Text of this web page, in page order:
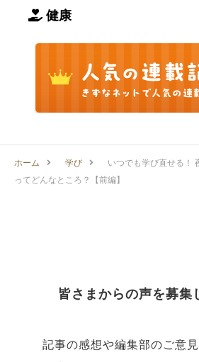
健康
ホーム 学び
いつでも学び直せる！
ってどんなところ？【前編】
皆さまからの声を募集
記事の感想や編集部のご意